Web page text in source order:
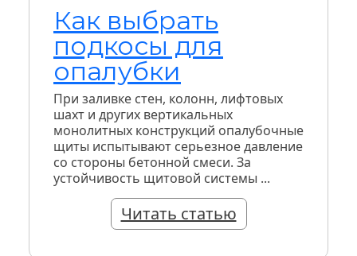
Как выбрать
подкосы для
опалубки
При заливке стен, колонн, лифтовых
шахт и других вертикальных
монолитных конструкций опалубочные
щиты испытывают серьезное давление
со стороны бетонной смеси. За
устойчивость щитовой системы ...
Читать статью